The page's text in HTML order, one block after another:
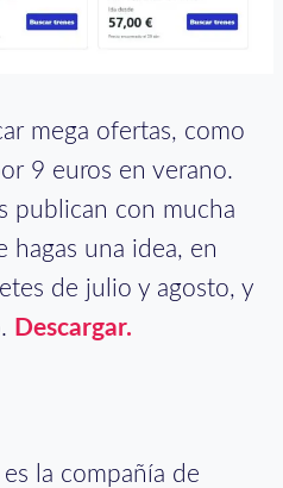
mega ofertas, como
9 euros en verano.
publican con mucha
hagas una idea, en
de julio y agosto, y
Descargar.
es la compañía de